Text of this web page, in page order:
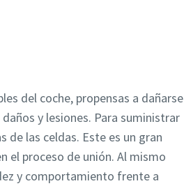
del coche, propensas a dañarse
y lesiones. Para suministrar
de las celdas. Este es un gran
el proceso de unión. Al mismo
y comportamiento frente a